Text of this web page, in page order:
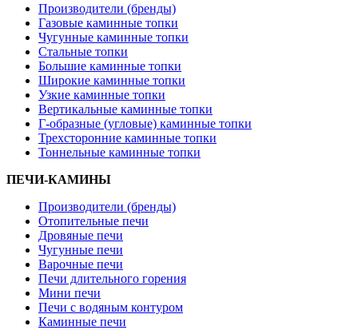
Производители (бренды)
Газовые каминные топки
Чугунные каминные топки
Стальные топки
Большие каминные топки
Широкие каминные топки
Узкие каминные топки
Вертикальные каминные топки
Г-образные (угловые) каминные топки
Трехсторонние каминные топки
Тоннельные каминные топки
ПЕЧИ-КАМИНЫ
Производители (бренды)
Отопительные печи
Дровяные печи
Чугунные печи
Варочные печи
Печи длительного горения
Мини печи
Печи с водяным контуром
Каминные печи